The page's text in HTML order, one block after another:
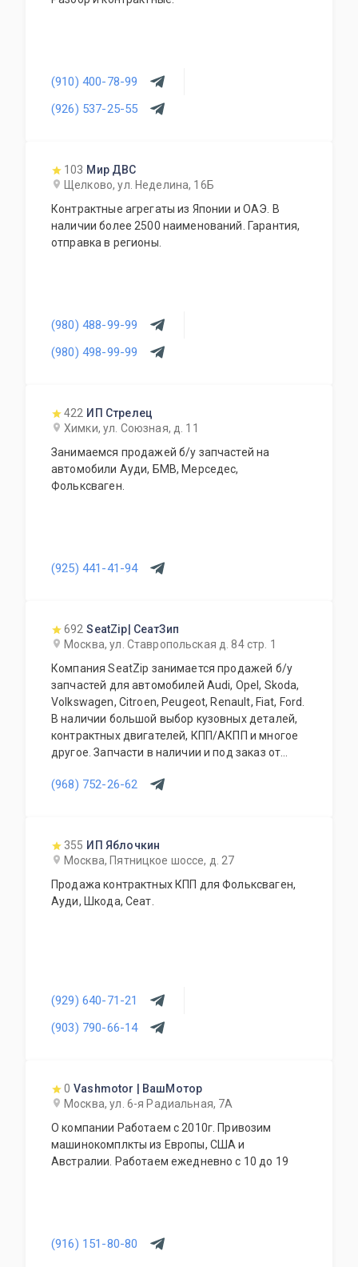
(910) 400-78-99
(926) 537-25-55
103 Мир ДВС
Щелково, ул. Неделина, 16Б
Контрактные агрегаты из Японии и ОАЭ. В
наличии более 2500 наименований. Гарантия,
отправка в регионы.
(980) 488-99-99
(980) 498-99-99
422 ИП Стрелец
Химки, ул. Союзная, д. 11
Занимаемся продажей б/у запчастей на
автомобили Ауди, БМВ, Мерседес,
Фольксваген.
(925) 441-41-94
692 SeatZip| СеатЗип
Москва, ул. Ставропольская д. 84 стр. 1
Компания SeatZip занимается продажей б/у
запчастей для автомобилей Audi, Opel, Skoda,
Volkswagen, Citroen, Peugeot, Renault, Fiat, Ford.
В наличии большой выбор кузовных деталей,
контрактных двигателей, КПП/АКПП и многое
другое. Запчасти в наличии и под заказ от
(968) 752-26-62
355 ИП Яблочкин
Москва, Пятницкое шоссе, д. 27
Продажа контрактных КПП для Фольксваген,
Ауди, Шкода, Сеат.
(929) 640-71-21
(903) 790-66-14
0 Vashmotor | ВашМотор
Москва, ул. 6-я Радиальная, 7А
О компании Работаем с 2010г. Привозим
машинокомплкты из Европы, США и
Австралии. Работаем ежедневно с 10 до 19
(916) 151-80-80